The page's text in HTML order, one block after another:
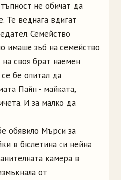
не обичат да
Те веднага вдигат
Семейство
имаше зъб на семейство
своя брат наемен
бе опитал да
Пайн - майката,
И за малко да
обявило Мърси за
в бюлетина си нейна
камера в
от